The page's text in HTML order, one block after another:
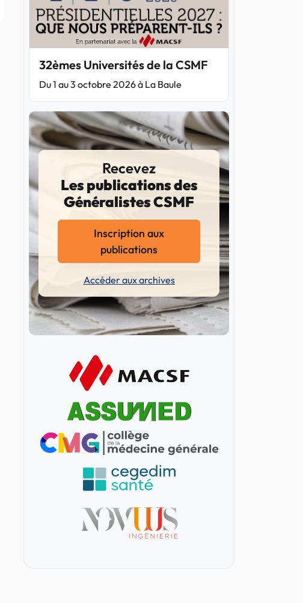
32èmes Universités de la CSMF
Du 1 au 3 octobre 2026 à La Baule
Recevez
Les publications des
Généralistes CSMF
Inscription aux
publications
Accéder aux archives